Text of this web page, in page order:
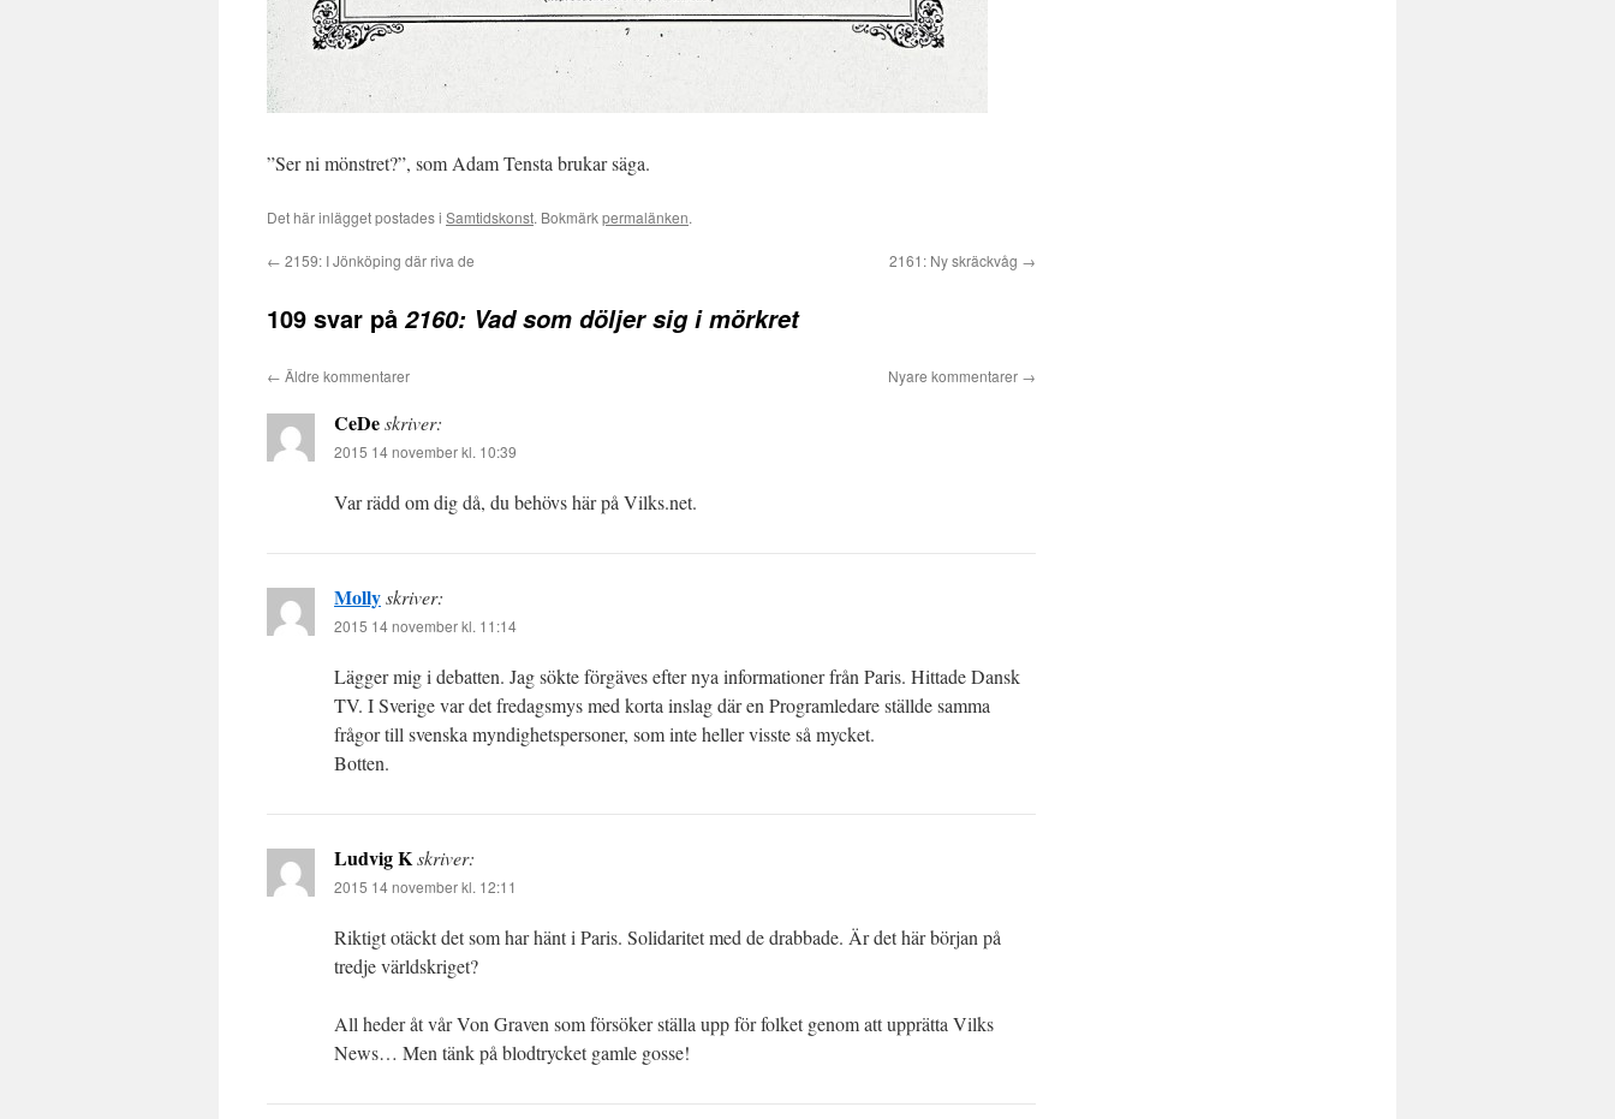
”Ser ni mönstret?”, som Adam Tensta brukar säga.
Det här inlägget postades i Samtidskonst. Bokmärkpermalänken.
← 2159: I Jönköping där riva de 2161: Ny skräckvåg →
109 svar på 2160: Vad som döljer sig i mörkret
← Äldre kommentarer Nyare kommentarer →
CeDeskriver:
2015 14 november kl. 10:39
Var rädd om dig då, du behövs här på Vilks.net.
Mollyskriver:
2015 14 november kl. 11:14
Lägger mig i debatten. Jag sökte förgäves efter nya informationer från Paris. Hittade Dansk
TV. I Sverige var det fredagsmys med korta inslag där en Programledare ställde samma
frågor till svenska myndighetspersoner, som inte heller visste så mycket.
Botten.
Ludvig Kskriver:
2015 14 november kl. 12:11
Riktigt otäckt det som har hänt i Paris. Solidaritet med de drabbade. Är det här början på
tredje världskriget?
All heder åt vår Von Graven som försöker ställa upp för folket genom att upprätta Vilks
News… Men tänk på blodtrycket gamle gosse!